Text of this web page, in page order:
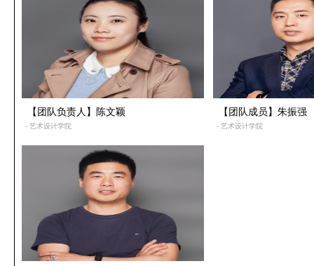
【团队负责人】陈文颖
- 艺术设计学院
【团队成员】朱振强
- 艺术设计学院